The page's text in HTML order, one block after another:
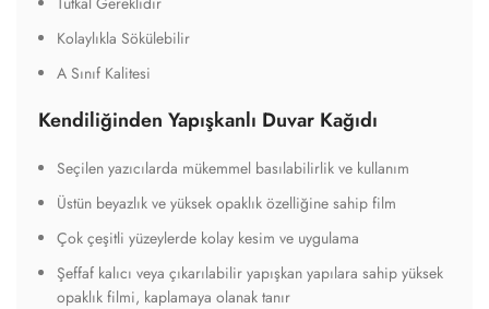
Kolaylıkla Sökülebilir
A Sınıf Kalitesi
Kendiliğinden Yapışkanlı Duvar Kağıdı
Seçilen yazıcılarda mükemmel basılabilirlik ve kullanım
Üstün beyazlık ve yüksek opaklık özelliğine sahip film
Çok çeşitli yüzeylerde kolay kesim ve uygulama
Şeffaf kalıcı veya çıkarılabilir yapışkan yapılara sahip yüksek
opaklık filmi, kaplamaya olanak tanır